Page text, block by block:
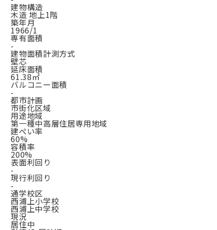
建物構造
木造 地上1階
築年月
1966/1
専有面積
-
建物面積計測方式
壁芯
延床面積
61.38㎡
バルコニー面積
-
都市計画
市街化区域
用途地域
第一種中高層住居専用地域
建ぺい率
60%
容積率
200%
表面利回り
-
現行利回り
-
通学校区
西浦上小学校
西浦上中学校
現況
居住中